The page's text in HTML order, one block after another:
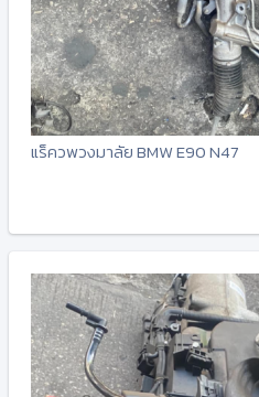
แร็ควพวงมาลัย BMW E90 N47